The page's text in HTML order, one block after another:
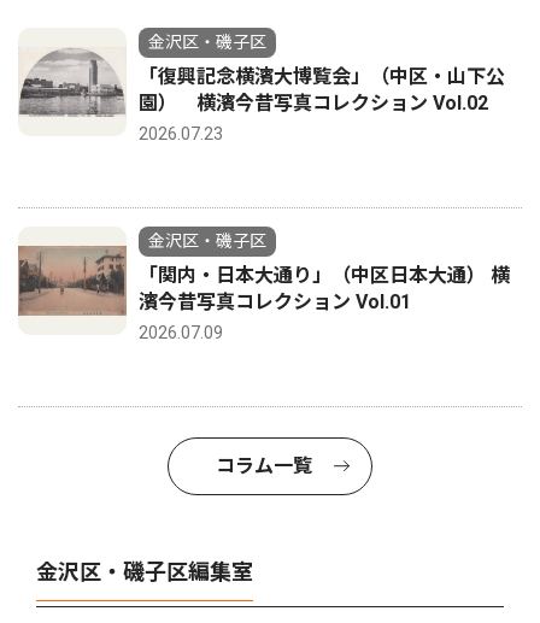
金沢区・磯子区
「復興記念横濱大博覧会」（中区・山下公
園） 横濱今昔写真コレクション Vol.02
2026.07.23
金沢区・磯子区
「関内・日本大通り」（中区日本大通） 横
濱今昔写真コレクション Vol.01
2026.07.09
コラム一覧
金沢区・磯子区編集室